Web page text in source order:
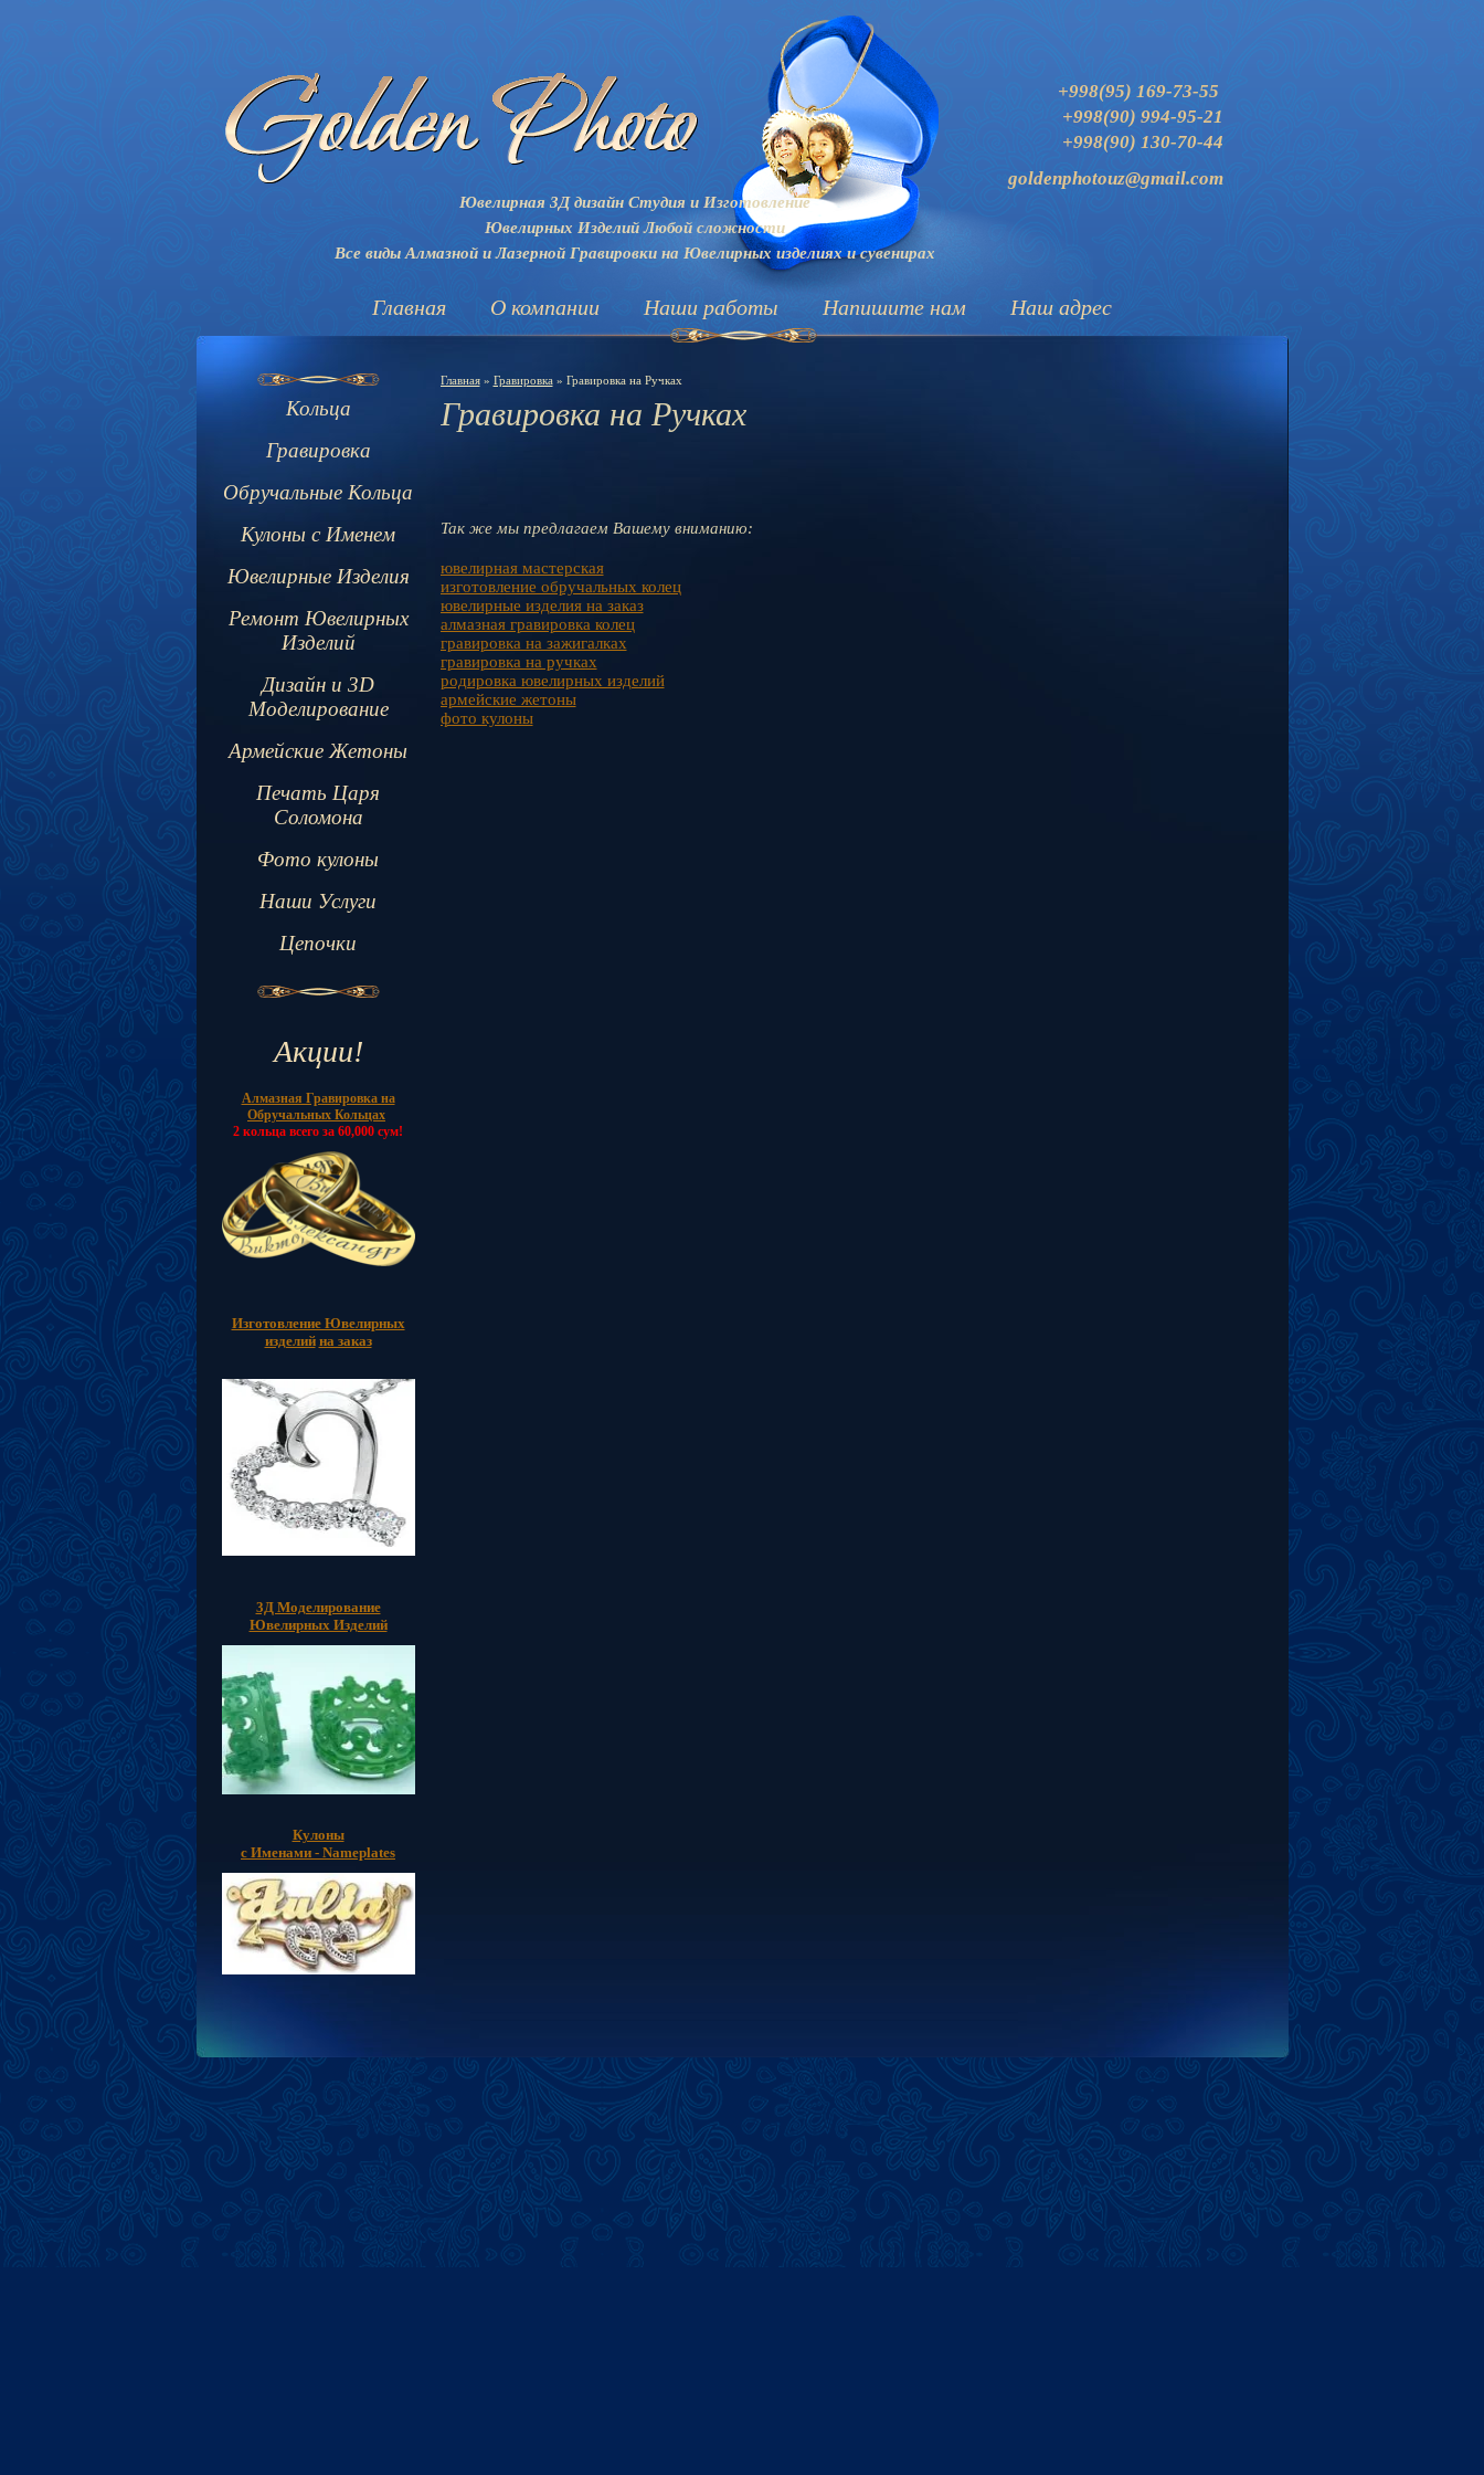
Ювелирная 3Д дизайн Студия и Изготовление
Ювелирных Изделий Любой сложности
Все виды Алмазной и Лазерной Гравировки на Ювелирных изделиях и сувенирах
+998(95) 169-73-55
+998(90) 994-95-21
+998(90) 130-70-44
goldenphotouz@gmail.com
Главная О компании Наши работы Напишите нам Наш адрес
Кольца
Гравировка
Обручальные Кольца
Кулоны с Именем
Ювелирные Изделия
Ремонт Ювелирных
Изделий
Дизайн и 3D
Моделирование
Армейские Жетоны
Печать Царя
Соломона
Фото кулоны
Наши Услуги
Цепочки
Акции!
Алмазная Гравировка на
Обручальных Кольцах
2 кольца всего за 60,000 сум!
Изготовление Ювелирных
изделий на заказ
3Д Моделирование
Ювелирных Изделий
Кулоны
с Именами - Nameplates
Главная» Гравировка » Гравировка на Ручках
Гравировка на Ручках
Так же мы предлагаем Вашему вниманию:
ювелирная мастерская
изготовление обручальных колец
ювелирные изделия на заказ
алмазная гравировка колец
гравировка на зажигалках
гравировка на ручках
родировка ювелирных изделий
армейские жетоны
фото кулоны